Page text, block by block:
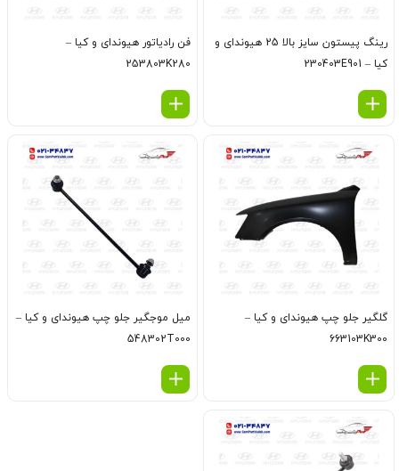
رينگ پيستون سايز بالا 25 هیوندای و
کیا – 230403E901
فن رادياتور هیوندای و کیا –
253803K280
گلگير جلو چپ هیوندای و کیا –
663103K300
ميل موجگير جلو چپ هیوندای و کیا –
548302T000